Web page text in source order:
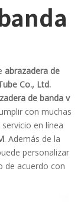
abrazadera de
Co., Ltd.
de banda v
con muchas
en línea
. Además de la
personalizar
de acuerdo con